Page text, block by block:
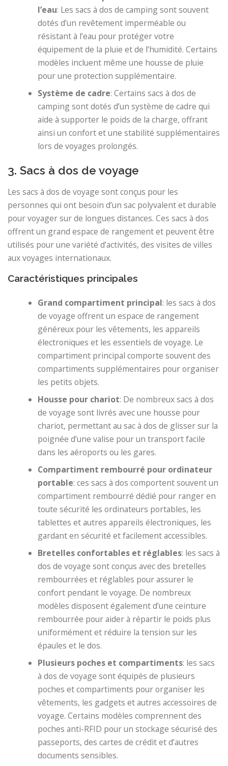
l’eau: Les sacs à dos de camping sont souvent
dotés d’un revêtement imperméable ou
résistant à l’eau pour protéger votre
équipement de la pluie et de l’humidité. Certains
modèles incluent même une housse de pluie
pour une protection supplémentaire.
Système de cadre: Certains sacs à dos de
camping sont dotés d’un système de cadre qui
aide à supporter le poids de la charge, offrant
ainsi un confort et une stabilité supplémentaires
lors de voyages prolongés.
3. Sacs à dos de voyage
Les sacs à dos de voyage sont conçus pour les
personnes qui ont besoin d’un sac polyvalent et durable
pour voyager sur de longues distances. Ces sacs à dos
offrent un grand espace de rangement et peuvent être
utilisés pour une variété d’activités, des visites de villes
aux voyages internationaux.
Caractéristiques principales
Grand compartiment principal: les sacs à dos
de voyage offrent un espace de rangement
généreux pour les vêtements, les appareils
électroniques et les essentiels de voyage. Le
compartiment principal comporte souvent des
compartiments supplémentaires pour organiser
les petits objets.
Housse pour chariot: De nombreux sacs à dos
de voyage sont livrés avec une housse pour
chariot, permettant au sac à dos de glisser sur la
poignée d’une valise pour un transport facile
dans les aéroports ou les gares.
Compartiment rembourré pour ordinateur
portable: ces sacs à dos comportent souvent un
compartiment rembourré dédié pour ranger en
toute sécurité les ordinateurs portables, les
tablettes et autres appareils électroniques, les
gardant en sécurité et facilement accessibles.
Bretelles confortables et réglables: les sacs à
dos de voyage sont conçus avec des bretelles
rembourrées et réglables pour assurer le
confort pendant le voyage. De nombreux
modèles disposent également d’une ceinture
rembourrée pour aider à répartir le poids plus
uniformément et réduire la tension sur les
épaules et le dos.
Plusieurs poches et compartiments: les sacs
à dos de voyage sont équipés de plusieurs
poches et compartiments pour organiser les
vêtements, les gadgets et autres accessoires de
voyage. Certains modèles comprennent des
poches anti-RFID pour un stockage sécurisé des
passeports, des cartes de crédit et d’autres
documents sensibles.